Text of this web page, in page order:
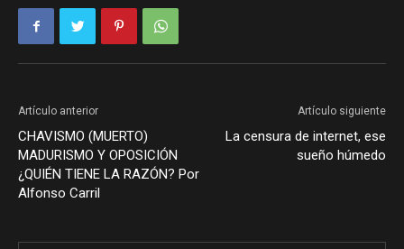
Artículo anterior
CHAVISMO (MUERTO)
MADURISMO Y OPOSICIÓN
¿QUIÉN TIENE LA RAZÓN? Por
Alfonso Carril
Artículo siguiente
La censura de internet, ese
sueño húmedo